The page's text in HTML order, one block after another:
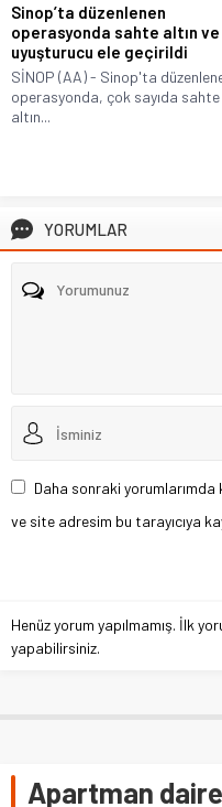
Sinop’ta düzenlenen
operasyonda sahte altın ve
uyuşturucu ele geçirildi
SİNOP (AA) - Sinop'ta
operasyonda, çok sayıda sahte
altın...
YORUMLAR
Daha sonraki yorumlarımda
ve site adresim bu tarayıcıya
Henüz yorum yapılmamış. İlk
yapabilirsiniz.
Apartman